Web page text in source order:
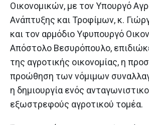
Οικονομικών, με τον Υπουργό
Ανάπτυξης και Τροφίμων, κ.
και τον αρμόδιο Υφυπουργό
Απόστολο Βεσυρόπουλο,
της αγροτικής οικονομίας, η
προώθηση των νόμιμων
η δημιουργία ενός
εξωστρεφούς αγροτικού τομέα.